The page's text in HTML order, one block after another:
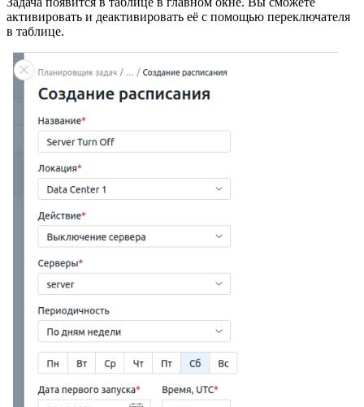
активировать и деактивировать её с помощью переключателя
в таблице.